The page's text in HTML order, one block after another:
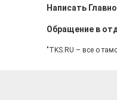
Написать
Обращение в
"TKS.RU – все о